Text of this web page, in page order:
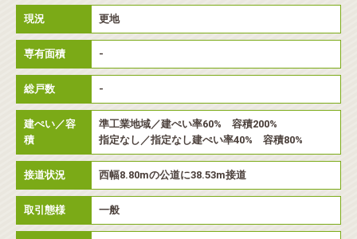
現況 更地
専有面積 -
総戸数 -
建ぺい／容
積
準工業地域／建ぺい率60% 容積200%
指定なし／指定なし建ぺい率40% 容積80%
接道状況 西幅8.80mの公道に38.53m接道
取引態様 一般